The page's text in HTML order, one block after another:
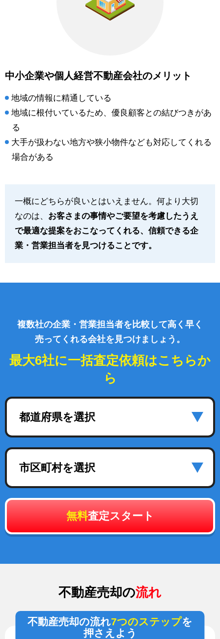
中小企業や個人経営不動産会社のメリット
地域の情報に精通している
地域に根付いているため、優良顧客との結びつきがあ
る
大手が扱わない地方や狭小物件なども対応してくれる
場合がある
一概にどちらが良いとはいえません。何より大切
なのは、 お客さまの事情やご要望を考慮したうえ
で最適な提案をおこなってくれる、信頼できる企
業・営業担当者を見つけることです。
複数社の企業・営業担当者を比較して高く早く
売ってくれる会社を見つけましょう。
最大6社に一括査定依頼はこちらか
ら
都道府県を選択
市区町村を選択
無料査定スタート
不動産売却の流れ
不動産売却の流れ7つのステップを
押さえよう